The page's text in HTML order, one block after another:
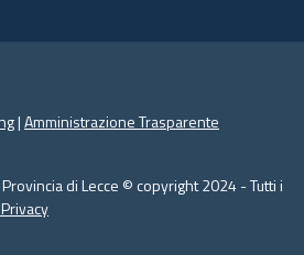
|Amministrazione Trasparente
di Lecce © copyright 2024 - Tutti i